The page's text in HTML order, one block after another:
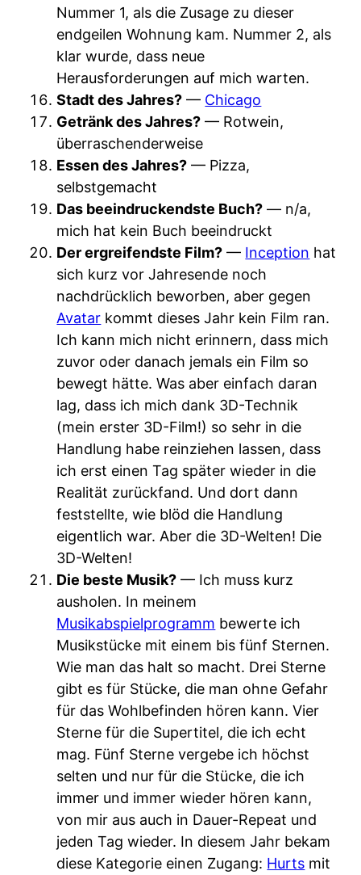
Nummer 1, als die Zusage zu dieser
endgeilen Wohnung kam. Nummer 2, als
klar wurde, dass neue
Herausforderungen auf mich warten.
Stadt des Jahres? — Chicago
Getränk des Jahres? — Rotwein,
überraschenderweise
Essen des Jahres? — Pizza,
selbstgemacht
Das beeindruckendste Buch? — n/a,
mich hat kein Buch beeindruckt
Der ergreifendste Film? — Inception hat
sich kurz vor Jahresende noch
nachdrücklich beworben, aber gegen
Avatar kommt dieses Jahr kein Film ran.
Ich kann mich nicht erinnern, dass mich
zuvor oder danach jemals ein Film so
bewegt hätte. Was aber einfach daran
lag, dass ich mich dank 3D-Technik
(mein erster 3D-Film!) so sehr in die
Handlung habe reinziehen lassen, dass
ich erst einen Tag später wieder in die
Realität zurückfand. Und dort dann
feststellte, wie blöd die Handlung
eigentlich war. Aber die 3D-Welten! Die
3D-Welten!
Die beste Musik? — Ich muss kurz
ausholen. In meinem
Musikabspielprogramm bewerte ich
Musikstücke mit einem bis fünf Sternen.
Wie man das halt so macht. Drei Sterne
gibt es für Stücke, die man ohne Gefahr
für das Wohlbefinden hören kann. Vier
Sterne für die Supertitel, die ich echt
mag. Fünf Sterne vergebe ich höchst
selten und nur für die Stücke, die ich
immer und immer wieder hören kann,
von mir aus auch in Dauer-Repeat und
jeden Tag wieder. In diesem Jahr bekam
diese Kategorie einen Zugang: Hurts mit